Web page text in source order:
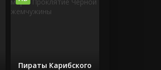
Пираты Карибского